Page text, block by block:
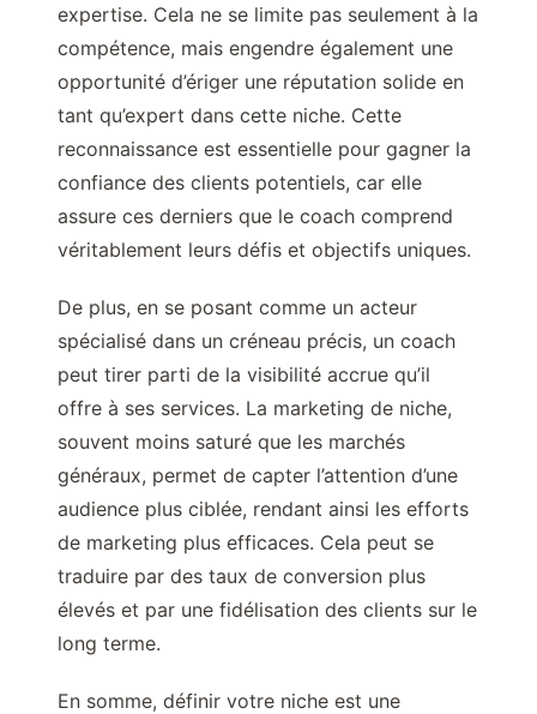
expertise. Cela ne se limite pas seulement à la
compétence, mais engendre également une
opportunité d’ériger une réputation solide en
tant qu’expert dans cette niche. Cette
reconnaissance est essentielle pour gagner la
confiance des clients potentiels, car elle
assure ces derniers que le coach comprend
véritablement leurs défis et objectifs uniques.
De plus, en se posant comme un acteur
spécialisé dans un créneau précis, un coach
peut tirer parti de la visibilité accrue qu’il
offre à ses services. La marketing de niche,
souvent moins saturé que les marchés
généraux, permet de capter l’attention d’une
audience plus ciblée, rendant ainsi les efforts
de marketing plus efficaces. Cela peut se
traduire par des taux de conversion plus
élevés et par une fidélisation des clients sur le
long terme.
En somme, définir votre niche est une